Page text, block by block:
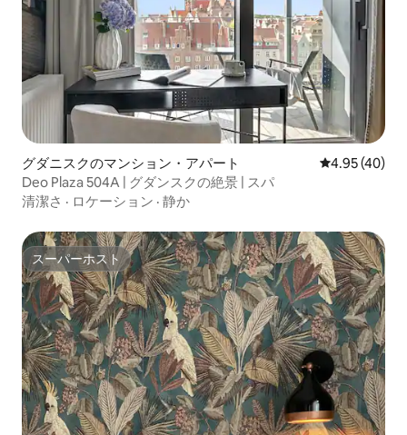
グダニスクのマンション・アパート レビュー40
4.95 (40)
Deo Plaza 504A | グダンスクの絶景 | スパ
清潔さ · ロケーション · 静か
スーパーホスト
スーパーホスト